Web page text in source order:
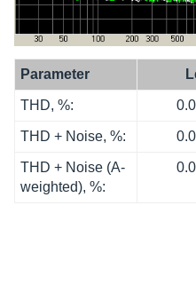
Para­me­ter
THD, %:
THD + Noise, %:
THD + Noise (A-
weigh­ted), %: